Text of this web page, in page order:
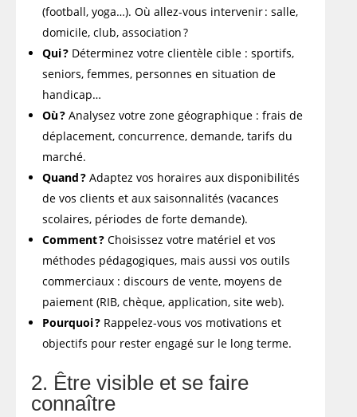
(football, yoga…). Où allez-vous intervenir : salle,
domicile, club, association ?
Qui ? Déterminez votre clientèle cible : sportifs,
seniors, femmes, personnes en situation de
handicap…
Où ? Analysez votre zone géographique : frais de
déplacement, concurrence, demande, tarifs du
marché.
Quand ? Adaptez vos horaires aux disponibilités
de vos clients et aux saisonnalités (vacances
scolaires, périodes de forte demande).
Comment ? Choisissez votre matériel et vos
méthodes pédagogiques, mais aussi vos outils
commerciaux : discours de vente, moyens de
paiement (RIB, chèque, application, site web).
Pourquoi ? Rappelez-vous vos motivations et
objectifs pour rester engagé sur le long terme.
2. Être visible et se faire
connaître